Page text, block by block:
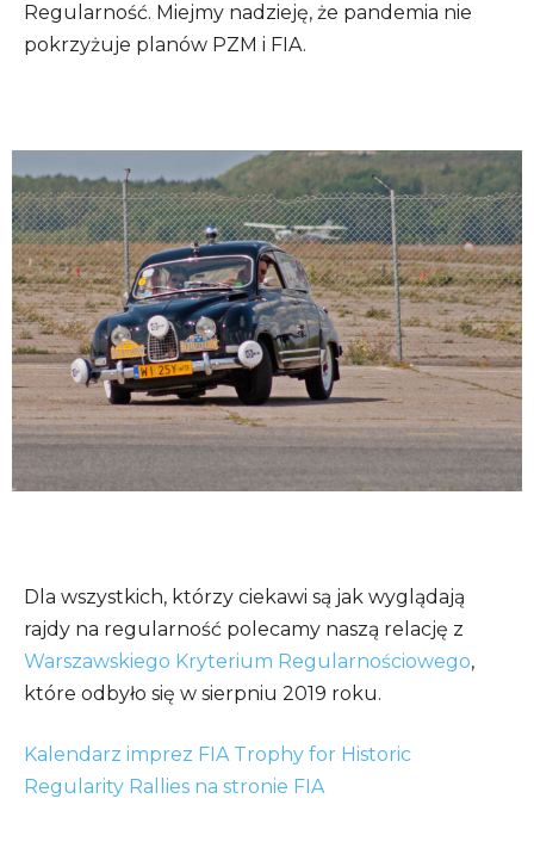
Regularność. Miejmy nadzieję, że pandemia nie
pokrzyżuje planów PZM i FIA.
Dla wszystkich, którzy ciekawi są jak wyglądają
rajdy na regularność polecamy naszą relację z
Warszawskiego Kryterium Regularnościowego,
które odbyło się w sierpniu 2019 roku.
Kalendarz imprez FIA Trophy for Historic
Regularity Rallies na stronie FIA